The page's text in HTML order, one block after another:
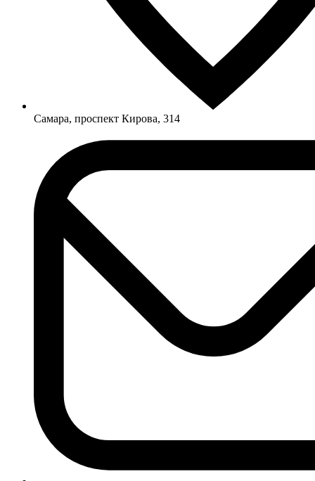
Самара, проспект Кирова, 314